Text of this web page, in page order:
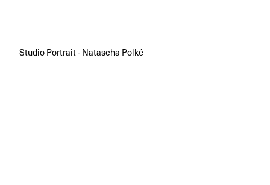
Studio Portrait - Natascha Polké